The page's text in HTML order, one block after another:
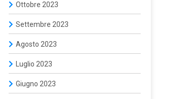
Ottobre 2023
Settembre 2023
Agosto 2023
Luglio 2023
Giugno 2023